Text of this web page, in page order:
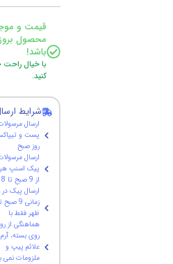
قیمت و
محصول
باشد!
با خیال راحت
کنید.
شرایط
ارسال
پست و
روز صبح
ارسال
پیک اسنپ هر
از 9 صبح تا 8 شب
ارسال پیک در
ظهر فقط با
هماهنگی از
روی بسته،
علائم پیپ و
ملزومات نمی